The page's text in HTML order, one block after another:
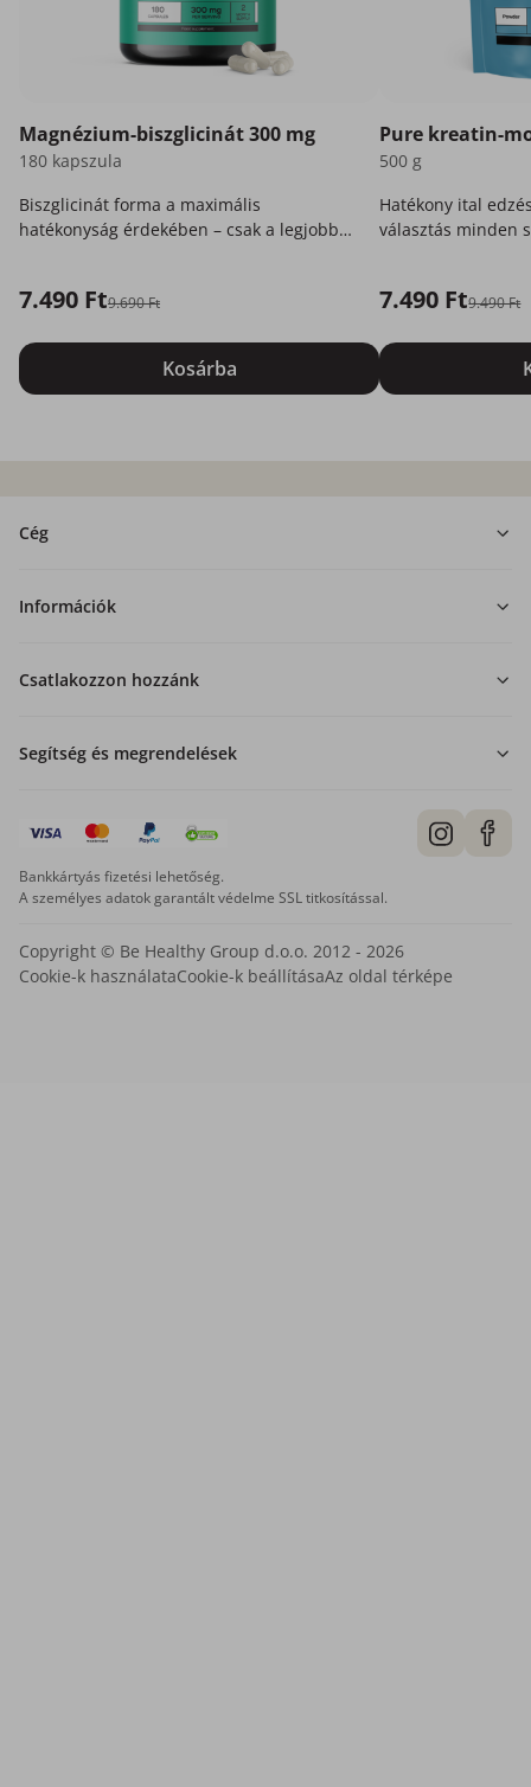
Magnézium-biszglicinát 300 mg
180 kapszula
Biszglicinát forma a maximális
hatékonyság érdekében – csak a legjobb
7.490 Ft9.690 Ft
Kosárba
Pure kreatin-
500 g
Hatékony ital
választás minden
7.490 Ft9.490 Ft
Cég
Információk
Csatlakozzon hozzánk
Segítség és megrendelések
Bankkártyás fizetési lehetőség.
A személyes adatok garantált védelme SSL titkosítással.
Copyright © Be Healthy Group d.o.o. 2012 - 2026
Cookie-k használataCookie-k beállításaAz oldal térképe